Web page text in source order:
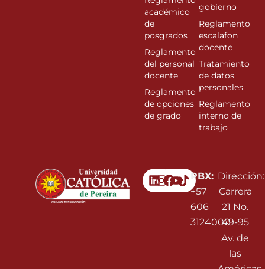
Linkedin
Instagram
Facebook
Youtube
PBX:
+57
606
3124000
Dirección:
Carrera
21 No.
49-95
Av. de
las
académico
de
posgrados
Reglamento
del personal
docente
Reglamento
de opciones
de grado
gobierno
Reglamento
escalafon
docente
Tratamiento
de datos
personales
Reglamento
interno de
trabajo